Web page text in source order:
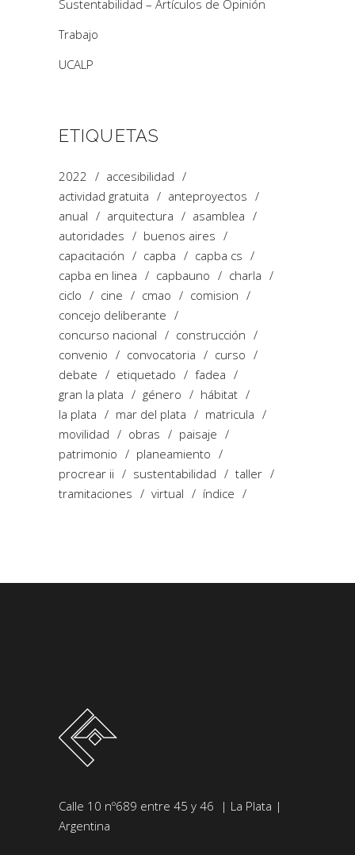
Sustentabilidad – Artículos de Opinión
Trabajo
UCALP
ETIQUETAS
2022
accesibilidad
actividad gratuita
anteproyectos
anual
arquitectura
asamblea
autoridades
buenos aires
capacitación
capba
capba cs
capba en linea
capbauno
charla
ciclo
cine cmao
comision
concejo deliberante
concurso nacional
construcción
convenio
convocatoria
curso
debate
etiquetado
fadea
gran la plata
género
hábitat
la plata
mar del plata
matricula
movilidad
obras
paisaje
patrimonio
planeamiento
procrear ii
sustentabilidad
taller
tramitaciones
virtual índice
Calle 10 nº689 entre 45 y 46 | La Plata |
Argentina